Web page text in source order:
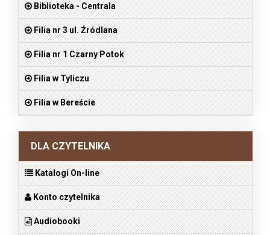
Biblioteka - Centrala
Filia nr 3 ul. Źródlana
Filia nr 1 Czarny Potok
Filia w Tyliczu
Filia w Bereście
DLA CZYTELNIKA
Katalogi On-line
Konto czytelnika
Audiobooki